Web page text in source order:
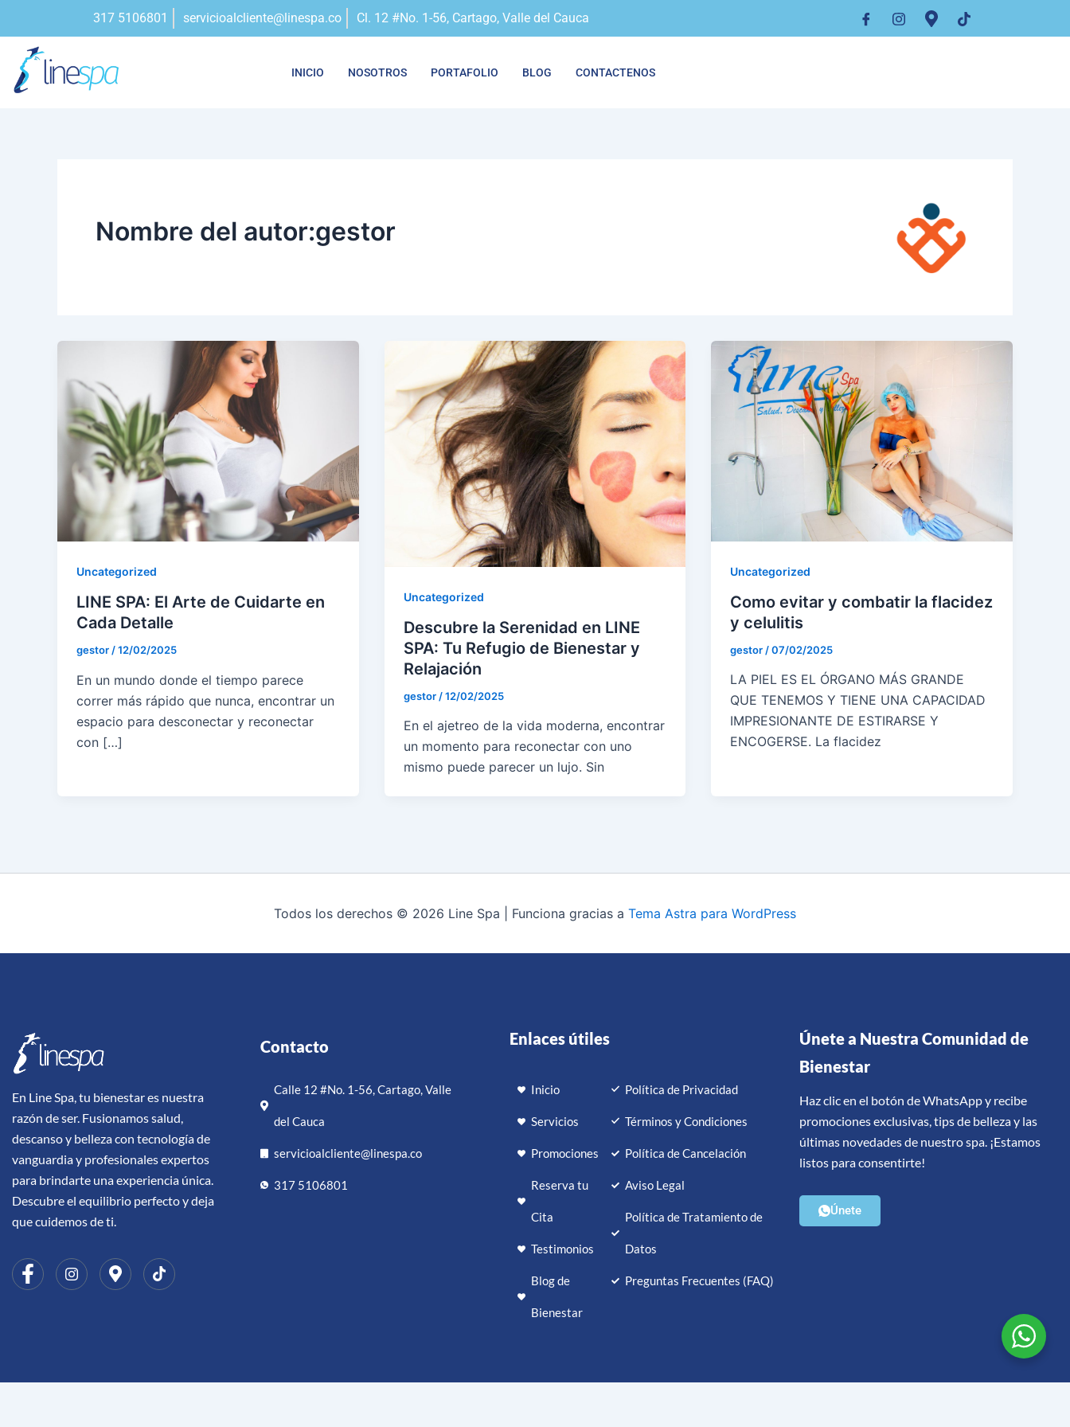
contenido
317 5106801 servicioalcliente@linespa.co Cl. 12 #No. 1-56, Cartago, Valle del Cauca
INICIO NOSOTROS PORTAFOLIO BLOG CONTACTENOS
Nombre del autor:gestor
Uncategorized
LINE SPA: El Arte de Cuidarte en
Cada Detalle
gestor /12/02/2025
En un mundo donde el tiempo parece
correr más rápido que nunca, encontrar un
espacio para desconectar y reconectar
con […]
Uncategorized
Descubre la Serenidad en LINE
SPA: Tu Refugio de Bienestar y
Relajación
gestor /12/02/2025
En el ajetreo de la vida moderna, encontrar
un momento para reconectar con uno
mismo puede parecer un lujo. Sin
Uncategorized
Como evitar y combatir la flacidez
y celulitis
gestor /07/02/2025
LA PIEL ES EL ÓRGANO MÁS GRANDE
QUE TENEMOS Y TIENE UNA CAPACIDAD
IMPRESIONANTE DE ESTIRARSE Y
ENCOGERSE. La flacidez
Todos los derechos © 2026 Line Spa | Funciona gracias a Tema Astra para WordPress
En Line Spa, tu bienestar es nuestra
razón de ser. Fusionamos salud,
descanso y belleza con tecnología de
vanguardia y profesionales expertos
para brindarte una experiencia única.
Descubre el equilibrio perfecto y deja
que cuidemos de ti.
Contacto
Calle 12 #No. 1-56, Cartago, Valle
del Cauca
servicioalcliente@linespa.co
317 5106801
Enlaces útiles
Inicio
Servicios
Promociones
Reserva tu
Cita
Testimonios
Blog de
Bienestar
Política de Privacidad
Términos y Condiciones
Política de Cancelación
Aviso Legal
Política de Tratamiento de
Datos
Preguntas Frecuentes (FAQ)
Únete a Nuestra Comunidad de
Bienestar
Haz clic en el botón de WhatsApp y recibe
promociones exclusivas, tips de belleza y las
últimas novedades de nuestro spa. ¡Estamos
listos para consentirte!
Únete